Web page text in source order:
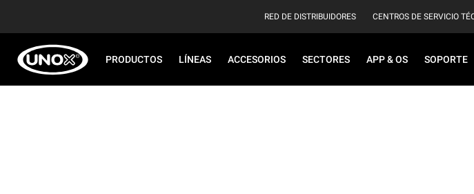
RED DE DISTRIBUIDORES CENTROS DE SERVICIO
PRODUCTOS LÍNEAS ACCESORIOS SECTORES APP & OS SOPORTE